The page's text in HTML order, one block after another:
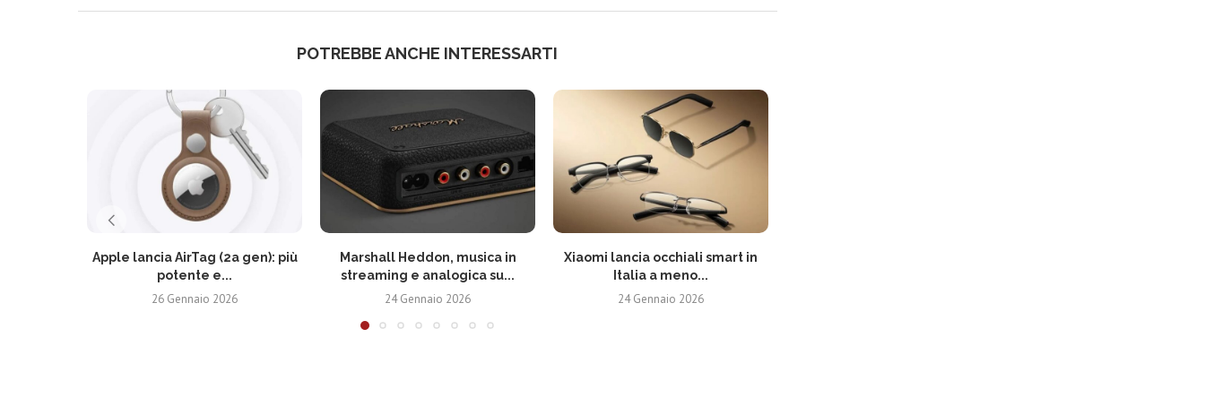
POTREBBE ANCHE INTERESSARTI
Apple lancia AirTag (2a gen): più
potente e...
26 Gennaio 2026
Marshall Heddon, musica in
streaming e analogica su...
24 Gennaio 2026
Xiaomi lancia occhiali smart in
Italia a meno...
24 Gennaio 2026